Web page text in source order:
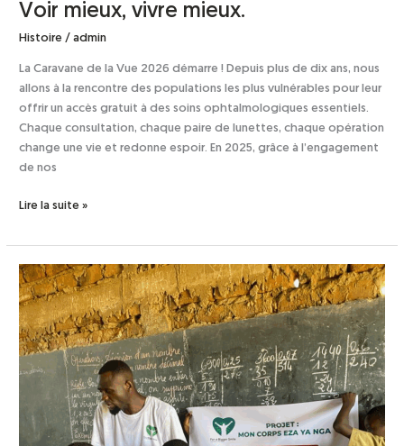
Voir mieux, vivre mieux.
Histoire /admin
La Caravane de la Vue 2026 démarre ! Depuis plus de dix ans, nous
allons à la rencontre des populations les plus vulnérables pour leur
offrir un accès gratuit à des soins ophtalmologiques essentiels.
Chaque consultation, chaque paire de lunettes, chaque opération
change une vie et redonne espoir. En 2025, grâce à l’engagement
de nos
Voir
mieux.
Lire la suite »
Pulse
des
Fondations
–
Février
2026